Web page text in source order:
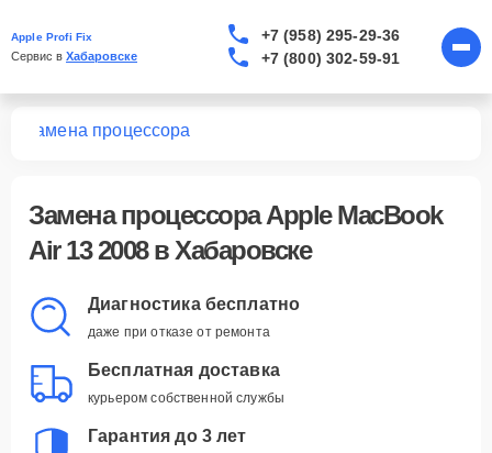
Apple Profi Fix
Сервис в Хабаровске
+7 (958) 295-29-36
+7 (800) 302-59-91
Замена процессора
Замена процессора Apple MacBook
Air 13 2008 в Хабаровске
Диагностика бесплатно
даже при отказе от ремонта
Бесплатная доставка
курьером собственной службы
Гарантия до 3 лет